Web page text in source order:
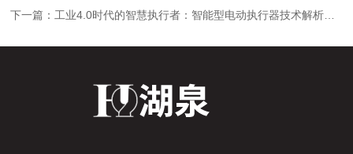
下一篇： 工业4.0时代的智慧执行者：智能型电动执行器技术解析与应用实践